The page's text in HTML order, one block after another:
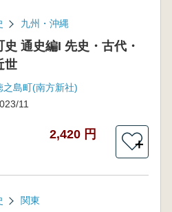
九州・沖縄
史 通史編I 先史・古代・
世
之島町(南方新社)
11
2,420 円
＋
関東